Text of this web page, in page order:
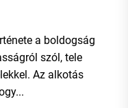
a boldogság
szól, tele
Az alkotás